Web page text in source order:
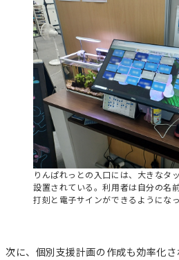
りんぱれっとの入口には、大きなタ
設置されている。利用者は自分の名
打刻と電子サインができるようになっ
次に、個別支援計画の作成も効率化